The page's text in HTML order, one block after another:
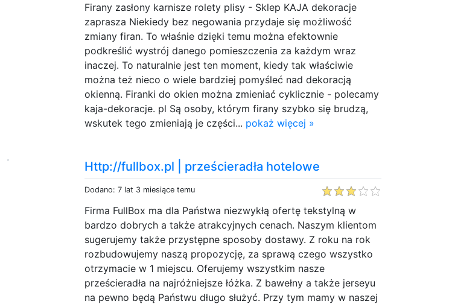
Firany zasłony karnisze rolety plisy - Sklep KAJA dekoracje
zaprasza Niekiedy bez negowania przydaje się możliwość
zmiany firan. To właśnie dzięki temu można efektownie
podkreślić wystrój danego pomieszczenia za każdym wraz
inaczej. To naturalnie jest ten moment, kiedy tak właściwie
można też nieco o wiele bardziej pomyśleć nad dekoracją
okienną. Firanki do okien można zmieniać cyklicznie - polecamy
kaja-dekoracje. pl Są osoby, którym firany szybko się brudzą,
wskutek tego zmieniają je części... pokaż więcej »
Http://fullbox.pl | prześcieradła hotelowe
Dodano: 7 lat 3 miesiące temu
Firma FullBox ma dla Państwa niezwykłą ofertę tekstylną w
bardzo dobrych a także atrakcyjnych cenach. Naszym klientom
sugerujemy także przystępne sposoby dostawy. Z roku na rok
rozbudowujemy naszą propozycję, za sprawą czego wszystko
otrzymacie w 1 miejscu. Oferujemy wszystkim nasze
prześcieradła na najróżniejsze łóżka. Z bawełny a także jerseyu
na pewno będą Państwu długo służyć. Przy tym mamy w naszej